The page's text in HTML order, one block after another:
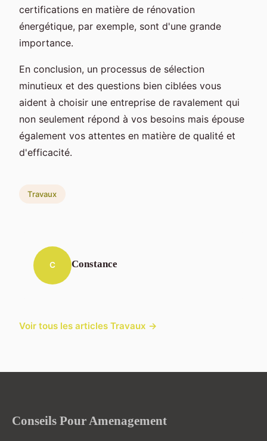
certifications en matière de rénovation
énergétique, par exemple, sont d'une grande
importance.
En conclusion, un processus de sélection
minutieux et des questions bien ciblées vous
aident à choisir une entreprise de ravalement qui
non seulement répond à vos besoins mais épouse
également vos attentes en matière de qualité et
d'efficacité.
Travaux
C Constance
Voir tous les articles Travaux →
Conseils Pour Amenagement